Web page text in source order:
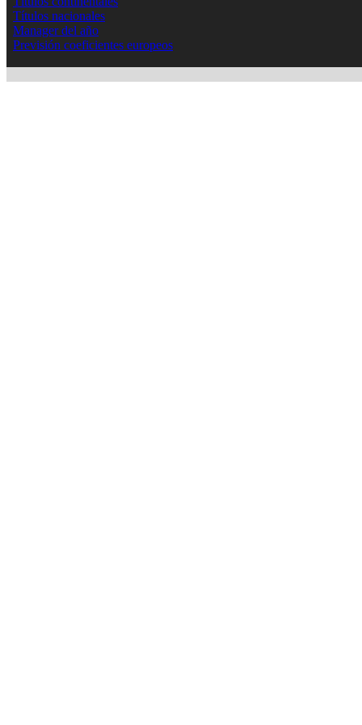
Títulos nacionales
Manager del año
Previsión coeficientes europeos